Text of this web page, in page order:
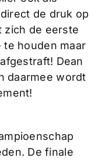
de druk op
zich de eerste
houden maar
Dean
daarmee wordt
De finale